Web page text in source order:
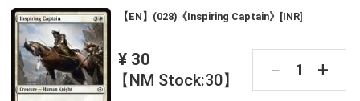
【EN】(028)《Inspiring Captain》[INR]
¥ 30
【NM Stock:30】
－ +